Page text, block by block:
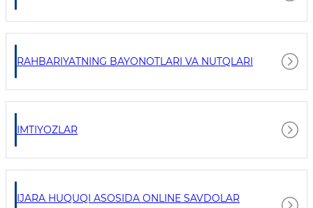
RAHBARIYATNING BAYONOTLARI VA NUTQLARI
IMTIYOZLAR
IJARA HUQUQI ASOSIDA ONLINE SAVDOLAR